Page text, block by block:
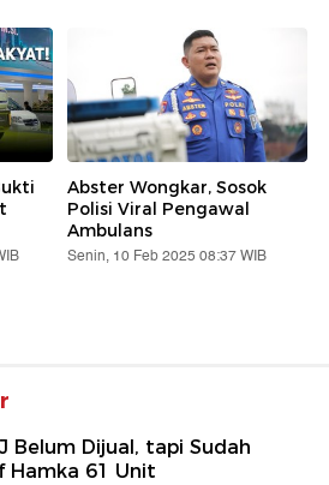
Abster Wongkar, Sosok
Polisi Viral Pengawal
Ambulans
Senin, 10 Feb 2025 08:37 WIB
Belum Dijual, tapi Sudah
Hamka 61 Unit